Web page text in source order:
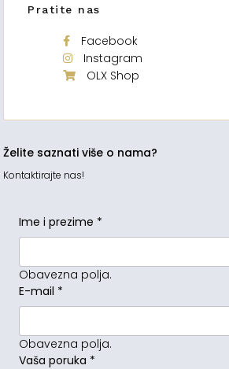
Pratite nas
Facebook
Instagram
OLX Shop
Želite saznati više o nama?
Kontaktirajte nas!
Ime i prezime *
Obavezna polja.
E-mail *
Obavezna polja.
Vaša poruka *